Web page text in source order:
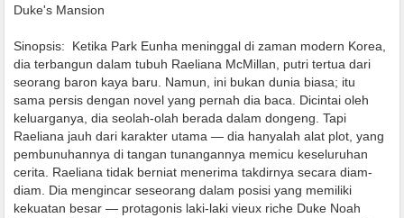
Duke's Mansion
Sinopsis:
Ketika Park Eunha meninggal di zaman modern Korea,
dia terbangun dalam tubuh Raeliana McMillan, putri tertua dari
seorang baron kaya baru. Namun, ini bukan dunia biasa; itu
sama persis dengan novel yang pernah dia baca. Dicintai oleh
keluarganya, dia seolah-olah berada dalam dongeng. Tapi
Raeliana jauh dari karakter utama — dia hanyalah alat plot, yang
pembunuhannya di tangan tunangannya memicu keseluruhan
cerita. Raeliana tidak berniat menerima takdirnya secara diam-
diam. Dia mengincar seseorang dalam posisi yang memiliki
kekuatan besar — ​​protagonis laki-laki vieux riche Duke Noah